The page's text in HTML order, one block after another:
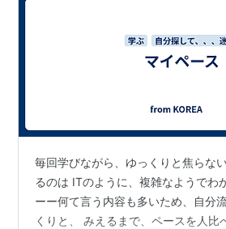
毎回学びながら、ゆっくりと焦らな
るのは ITのように、複雑なようでわ
ーー何て言う内容も多いため、自分
くりと、 みえるまで、ペースを人比